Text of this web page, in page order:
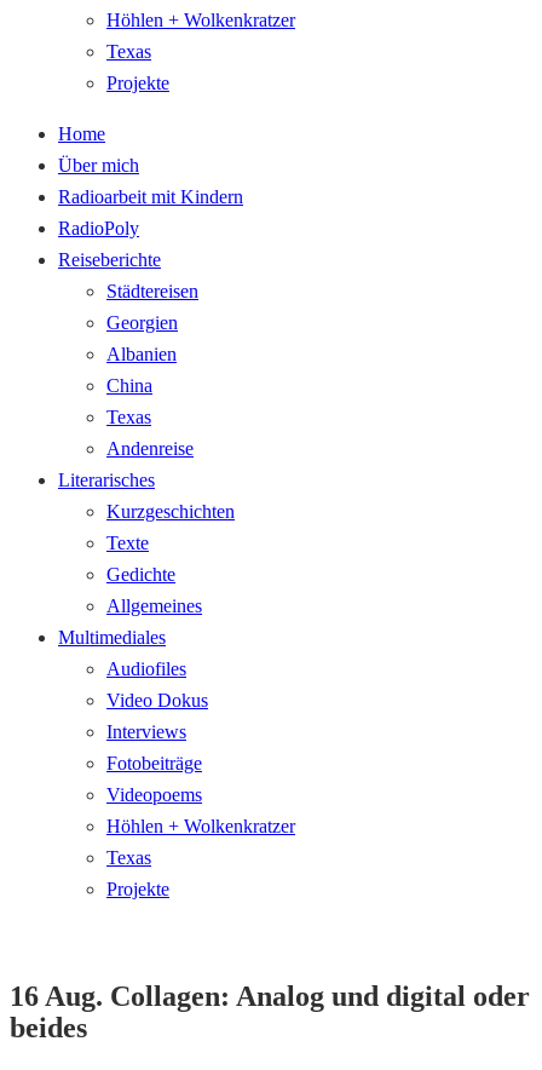
Höhlen + Wolkenkratzer
Texas
Projekte
Home
Über mich
Radioarbeit mit Kindern
RadioPoly
Reiseberichte
Städtereisen
Georgien
Albanien
China
Texas
Andenreise
Literarisches
Kurzgeschichten
Texte
Gedichte
Allgemeines
Multimediales
Audiofiles
Video Dokus
Interviews
Fotobeiträge
Videopoems
Höhlen + Wolkenkratzer
Texas
Projekte
16 Aug. Collagen: Analog und digital oder
beides